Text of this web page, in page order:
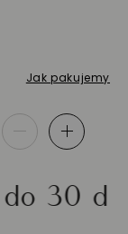
Jak pakujemy
- +
dni